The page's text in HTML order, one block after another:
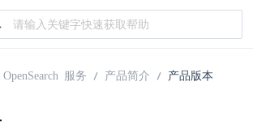
OpenSearch 服务 产品简介 产品版本